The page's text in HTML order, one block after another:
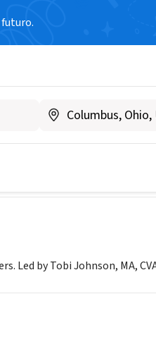
Led by Tobi Johnson, MA,